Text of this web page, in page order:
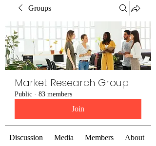
Groups
Market Research Group
Public · 83 members
Join
Discussion Media Members About